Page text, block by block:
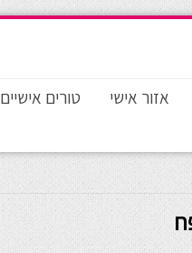
אזור אישי טורים אישיים